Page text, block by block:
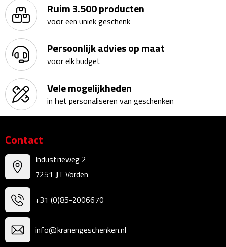
Fiets telefoonhouders
Fietspompen
Fietssloten
Fietsverlichting
Fiets reparatiesets
Zadelhoezen
Drinkwaren
Drinkbekers
Bekers
Bidons
Ruim 3.500 producten
voor een uniek geschenk
Persoonlijk advies op maat
voor elk budget
Vele mogelijkheden
in het personaliseren van geschenken
Contact
Industrieweg 2
7251 JT Vorden
+31 (0)85-2006670
info@kranengeschenken.nl